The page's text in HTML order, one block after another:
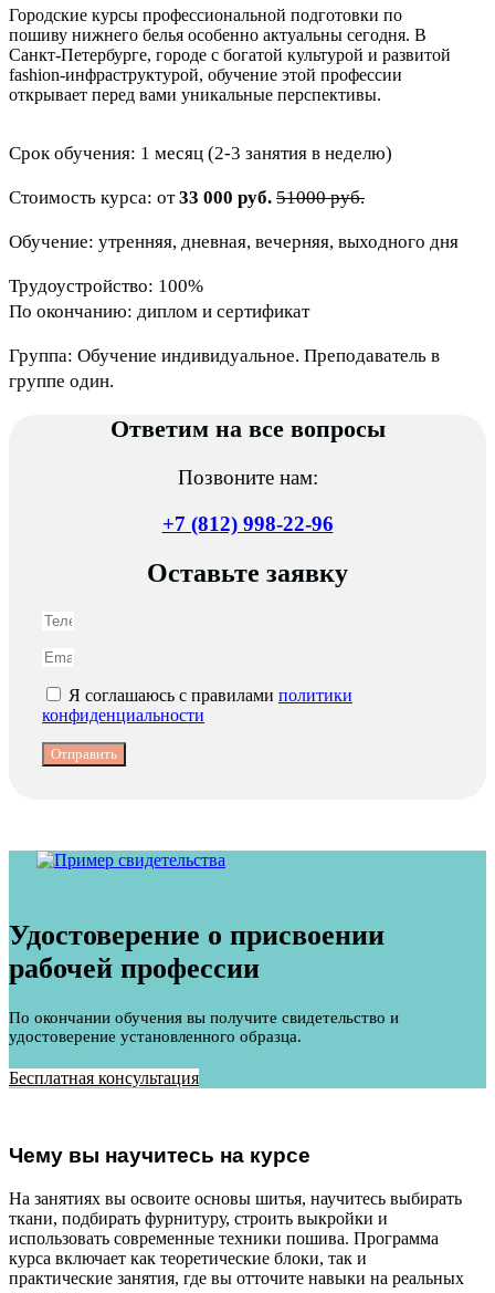
Городские курсы профессиональной подготовки по
пошиву нижнего белья особенно актуальны сегодня. В
Санкт-Петербурге, городе с богатой культурой и развитой
fashion-инфраструктурой, обучение этой профессии
открывает перед вами уникальные перспективы.
Срок обучения: 1 месяц (2-3 занятия в неделю)
Стоимость курса: от33 000 руб. 51000 руб.
Обучение: утренняя, дневная, вечерняя, выходного дня
Трудоустройство: 100%
По окончанию: диплом и сертификат
Группа: Обучение индивидуальное. Преподаватель в
группе один.
Ответим на все вопросы
Позвоните нам:
+7 (812) 998-22-96
Оставьте заявку
Я соглашаюсь с правилами политики
конфиденциальности
Отправить
Удостоверение о присвоении
рабочей профессии
По окончании обучения вы получите свидетельство и
удостоверение установленного образца.
Бесплатная консультация
Чему вы научитесь на курсе
На занятиях вы освоите основы шитья, научитесь выбирать
ткани, подбирать фурнитуру, строить выкройки и
использовать современные техники пошива. Программа
курса включает как теоретические блоки, так и
практические занятия, где вы отточите навыки на реальных